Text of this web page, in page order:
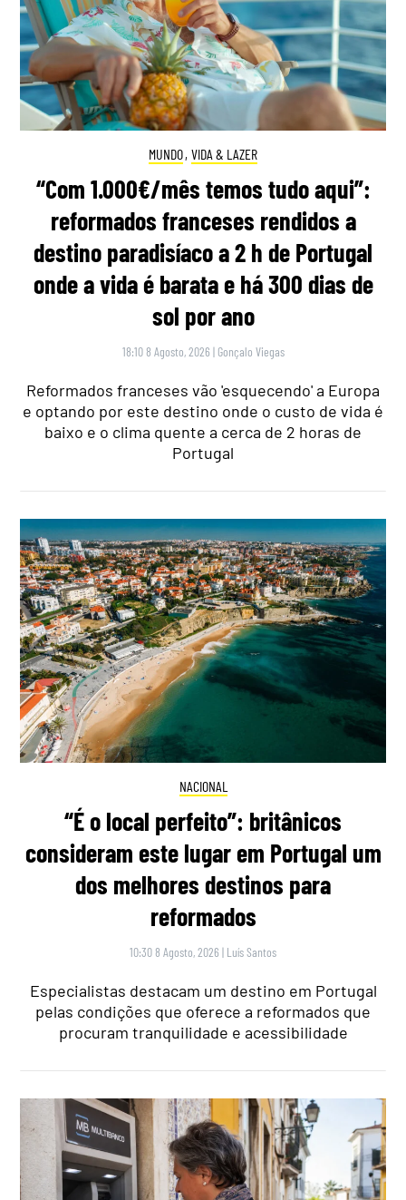
MUNDO, VIDA & LAZER
“Com 1.000€/mês temos tudo aqui”:
reformados franceses rendidos a
destino paradisíaco a 2 h de Portugal
onde a vida é barata e há 300 dias de
sol por ano
18:10 8 Agosto, 2026 | Gonçalo Viegas
Reformados franceses vão 'esquecendo' a Europa
e optando por este destino onde o custo de vida é
baixo e o clima quente a cerca de 2 horas de
Portugal
NACIONAL
“É o local perfeito”: britânicos
consideram este lugar em Portugal um
dos melhores destinos para
reformados
10:30 8 Agosto, 2026 | Luís Santos
Especialistas destacam um destino em Portugal
pelas condições que oferece a reformados que
procuram tranquilidade e acessibilidade